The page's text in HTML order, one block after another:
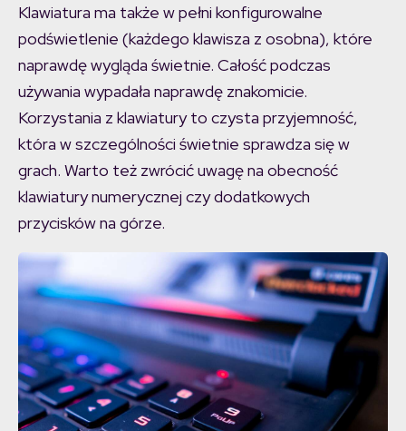
Klawiatura ma także w pełni konfigurowalne
podświetlenie (każdego klawisza z osobna), które
naprawdę wygląda świetnie. Całość podczas
używania wypadała naprawdę znakomicie.
Korzystania z klawiatury to czysta przyjemność,
która w szczególności świetnie sprawdza się w
grach. Warto też zwrócić uwagę na obecność
klawiatury numerycznej czy dodatkowych
przycisków na górze.